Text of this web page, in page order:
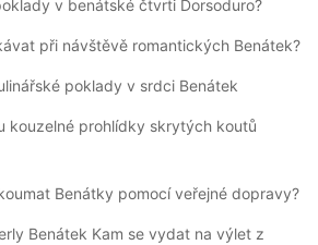
v benátské čtvrti Dorsoduro?
při návštěvě romantických Benátek?
poklady v srdci Benátek
kouzelné prohlídky skrytých koutů
Benátky pomocí veřejné dopravy?
Benátek Kam se vydat na výlet z